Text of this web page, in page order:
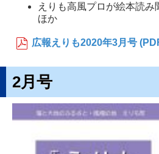
えりも高風プロが絵本読
ほか
広報えりも2020年3月号
2月号